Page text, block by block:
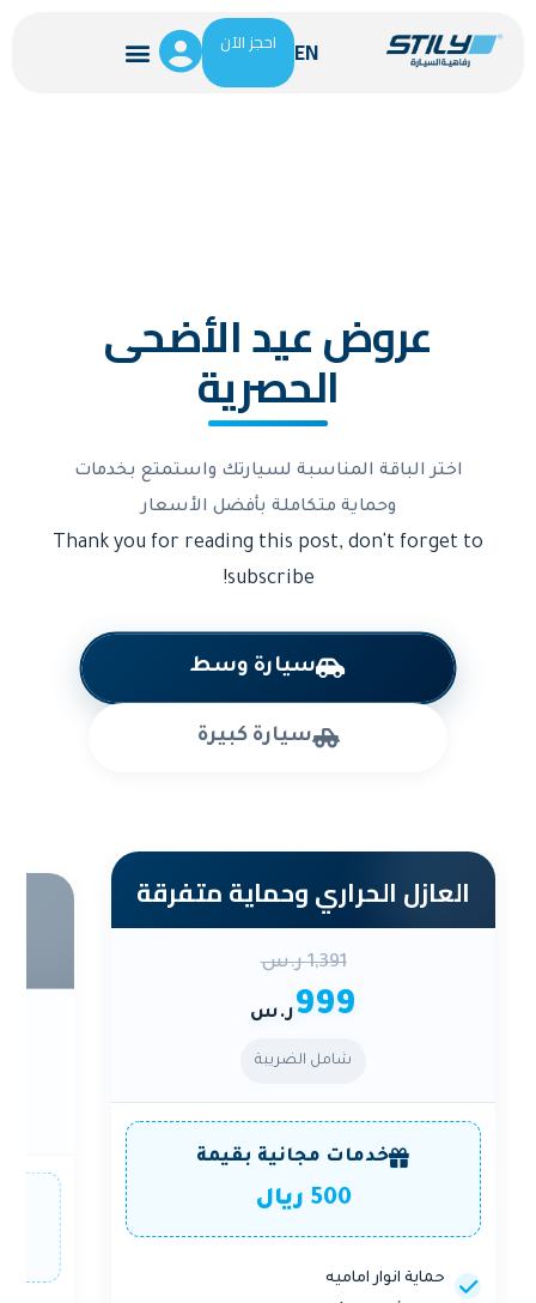
EN احجز الآن
عروض عيد الأضحى
الحصرية
اختر الباقة المناسبة لسيارتك واستمتع بخدمات
وحماية متكاملة بأفضل الأسعار
Thank you for reading this post, don't forget to
subscribe!
سيارة وسط
سيارة كبيرة
العازل الحراري وحماية متفرقة
1,391 ر.س
999ر.س
شامل الضريبة
خدمات مجانية بقيمة
500 ريال
حماية انوار اماميه